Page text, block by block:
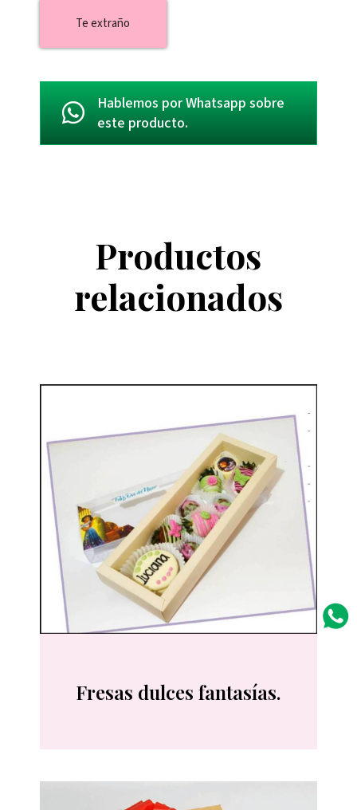
Te extraño
Hablemos por Whatsapp sobre
este producto.
Productos
relacionados
Fresas dulces fantasías.